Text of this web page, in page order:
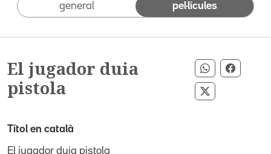
general pel·lícules
El jugador duia
pistola
Compartir
Compartir
Títol en català
El jugador duia pistola